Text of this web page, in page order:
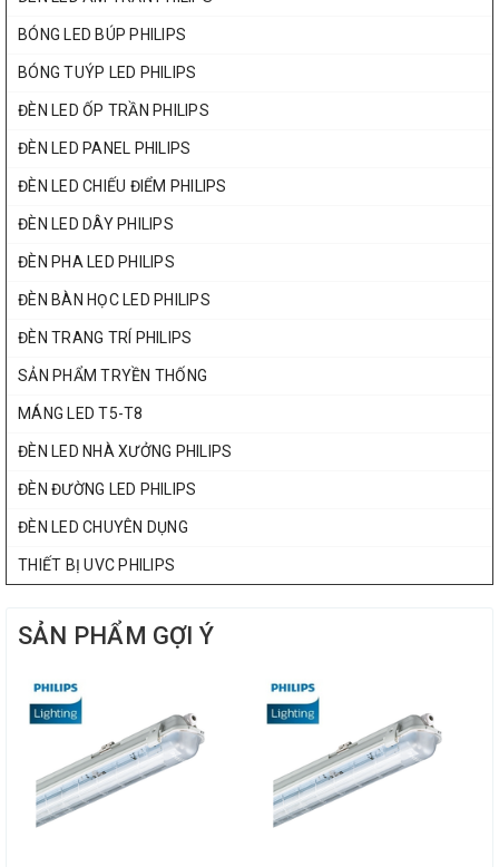
BÓNG LED BÚP PHILIPS
BÓNG TUÝP LED PHILIPS
ĐÈN LED ỐP TRẦN PHILIPS
ĐÈN LED PANEL PHILIPS
ĐÈN LED CHIẾU ĐIỂM PHILIPS
ĐÈN LED DÂY PHILIPS
ĐÈN PHA LED PHILIPS
ĐÈN BÀN HỌC LED PHILIPS
ĐÈN TRANG TRÍ PHILIPS
SẢN PHẨM TRYỀN THỐNG
MÁNG LED T5-T8
ĐÈN LED NHÀ XƯỞNG PHILIPS
ĐÈN ĐƯỜNG LED PHILIPS
ĐÈN LED CHUYÊN DỤNG
THIẾT BỊ UVC PHILIPS
SẢN PHẨM GỢI Ý